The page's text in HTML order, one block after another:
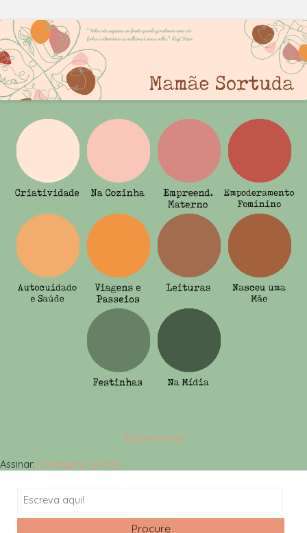
Página inicial
Assinar: Postagens (Atom)
Search